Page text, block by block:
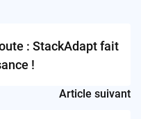
: StackAdapt fait
!
Article suivant